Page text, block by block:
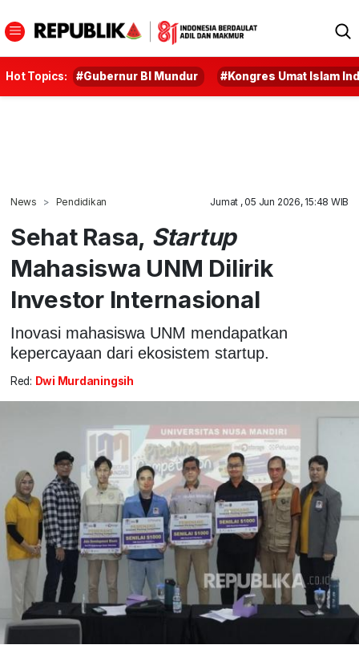
Hot Topics: #Gubernur BI Mundur #Kongres Umat Islam
News Pendidikan Jumat , 05 Jun 2026, 15:48 WIB
Sehat Rasa, Startup
Mahasiswa UNM Dilirik
Investor Internasional
Inovasi mahasiswa UNM mendapatkan
kepercayaan dari ekosistem startup.
Red: Dwi Murdaningsih